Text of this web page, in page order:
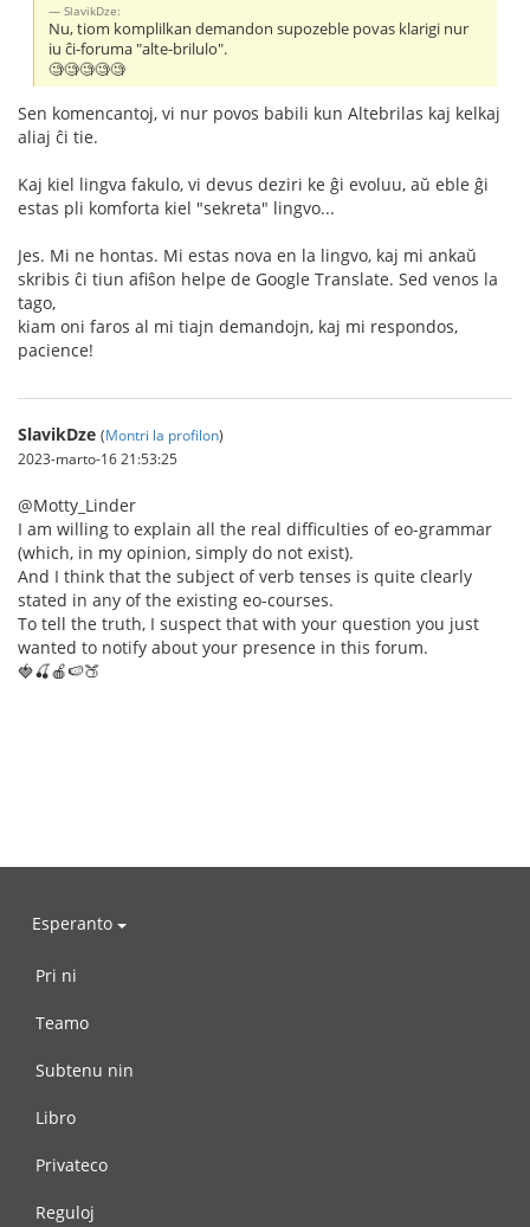
SlavikDze:
Nu, tiom komplilkan demandon supozeble povas klarigi nur
iu ĉi-foruma "alte-brilulo".
🧐🧐🧐🧐🧐
Sen komencantoj, vi nur povos babili kun Altebrilas kaj kelkaj
aliaj ĉi tie.
Kaj kiel lingva fakulo, vi devus deziri ke ĝi evoluu, aŭ eble ĝi
estas pli komforta kiel "sekreta" lingvo...
Jes. Mi ne hontas. Mi estas nova en la lingvo, kaj mi ankaŭ
skribis ĉi tiun afiŝon helpe de Google Translate. Sed venos la
tago,
kiam oni faros al mi tiajn demandojn, kaj mi respondos,
pacience!
SlavikDze (Montri la profilon)
2023-marto-16 21:53:25
@Motty_Linder
I am willing to explain all the real difficulties of eo-grammar
(which, in my opinion, simply do not exist).
And I think that the subject of verb tenses is quite clearly
stated in any of the existing eo-courses.
To tell the truth, I suspect that with your question you just
wanted to notify about your presence in this forum.
🍓🍒🍎🍉🍑
Esperanto
Pri ni
Teamo
Subtenu nin
Libro
Privateco
Reguloj